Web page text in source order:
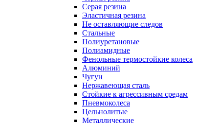
Серая резина
Эластичная резина
Не оставляющие следов
Стальные
Полиуретановые
Полиамидные
Фенольные термостойкие колеса
Алюминий
Чугун
Нержавеющая сталь
Стойкие к агрессивным средам
Пневмоколеса
Цельнолитые
Металлические